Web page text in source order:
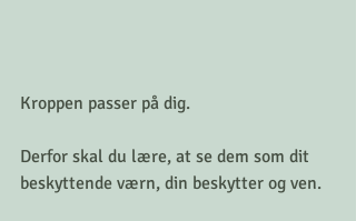
Kroppen passer på dig.
Derfor skal du lære, at se dem som dit
beskyttende værn, din beskytter og ven.